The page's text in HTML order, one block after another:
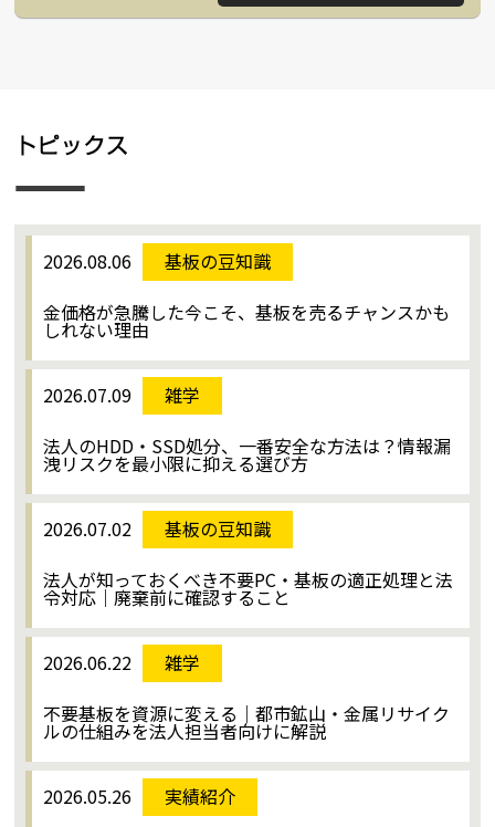
2026.08.06
基板の豆知識
金価格が急騰した今こそ、基板を売るチャンスかも
しれない理由
2026.07.09
雑学
法人のHDD・SSD処分、一番安全な方法は？情報漏
洩リスクを最小限に抑える選び方
2026.07.02
基板の豆知識
法人が知っておくべき不要PC・基板の適正処理と法
令対応｜廃棄前に確認すること
2026.06.22
雑学
不要基板を資源に変える｜都市鉱山・金属リサイク
ルの仕組みを法人担当者向けに解説
2026.05.26
実績紹介